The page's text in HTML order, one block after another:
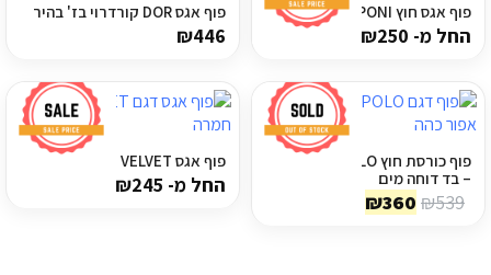
פוף אגס חוץ PONI אפור
החל מ- ₪250
פוף אגס DOR קורדרוי בז' בהיר
₪446
פוף כורסת חוץ POLO אפור כהה
– בד דוחה מים
₪539
המחיר
₪360
פוף אגס VELVET קורדרוי חמרה
החל מ- ₪245